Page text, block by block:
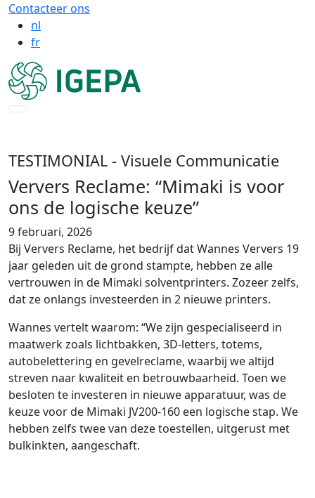
Contacteer ons
nl
fr
TESTIMONIAL - Visuele Communicatie
Ververs Reclame: “Mimaki is voor
ons de logische keuze”
9 februari, 2026
Bij Ververs Reclame, het bedrijf dat Wannes Ververs 19
jaar geleden uit de grond stampte, hebben ze alle
vertrouwen in de Mimaki solventprinters. Zozeer zelfs,
dat ze onlangs investeerden in 2 nieuwe printers.
Wannes vertelt waarom: “We zijn gespecialiseerd in
maatwerk zoals lichtbakken, 3D-letters, totems,
autobelettering en gevelreclame, waarbij we altijd
streven naar kwaliteit en betrouwbaarheid. Toen we
besloten te investeren in nieuwe apparatuur, was de
keuze voor de Mimaki JV200-160 een logische stap. We
hebben zelfs twee van deze toestellen, uitgerust met
bulkinkten, aangeschaft.